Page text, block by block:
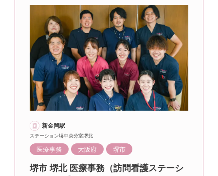
新金岡駅
ステーション堺中央分室堺北
医療事務 大阪府 堺市
堺市 堺北 医療事務（訪問看護ステーシ